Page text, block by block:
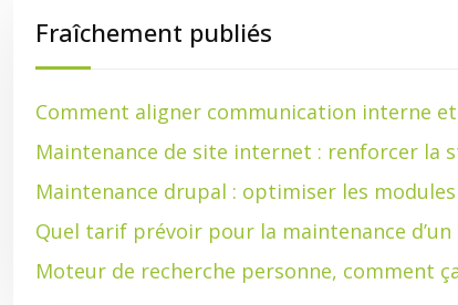
Fraîchement publiés
Comment aligner communication interne
Maintenance de site internet : renforcer la
Maintenance drupal : optimiser les
Quel tarif prévoir pour la maintenance d’un
Moteur de recherche personne, comment